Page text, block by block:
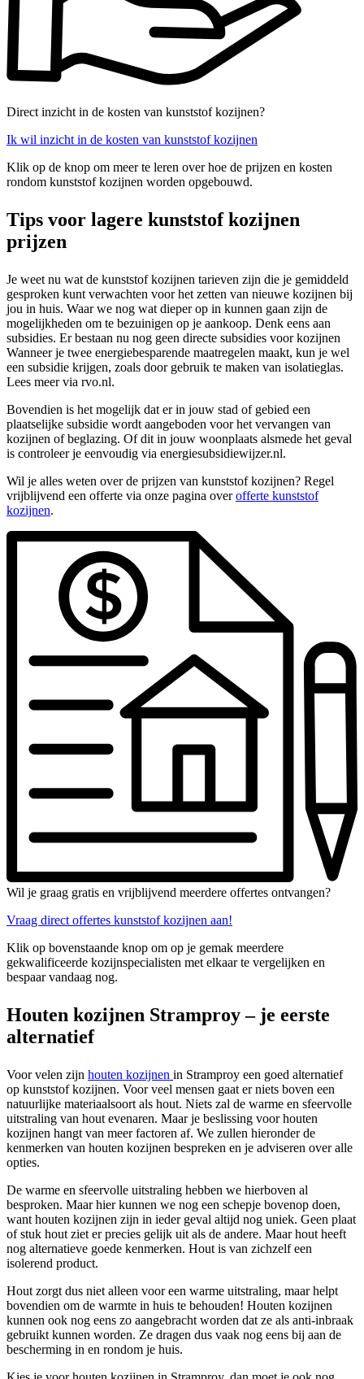
Direct inzicht in de kosten van kunststof kozijnen?
Ik wil inzicht in de kosten van kunststof kozijnen
Klik op de knop om meer te leren over hoe de prijzen en kosten
rondom kunststof kozijnen worden opgebouwd.
Tips voor lagere kunststof kozijnen
prijzen
Je weet nu wat de kunststof kozijnen tarieven zijn die je gemiddeld
gesproken kunt verwachten voor het zetten van nieuwe kozijnen bij
jou in huis. Waar we nog wat dieper op in kunnen gaan zijn de
mogelijkheden om te bezuinigen op je aankoop. Denk eens aan
subsidies. Er bestaan nu nog geen directe subsidies voor kozijnen
Wanneer je twee energiebesparende maatregelen maakt, kun je wel
een subsidie krijgen, zoals door gebruik te maken van isolatieglas.
Lees meer via rvo.nl.
Bovendien is het mogelijk dat er in jouw stad of gebied een
plaatselijke subsidie wordt aangeboden voor het vervangen van
kozijnen of beglazing. Of dit in jouw woonplaats alsmede het geval
is controleer je eenvoudig via energiesubsidiewijzer.nl.
Wil je alles weten over de prijzen van kunststof kozijnen? Regel
vrijblijvend een offerte via onze pagina overofferte kunststof
kozijnen.
Wil je graag gratis en vrijblijvend meerdere offertes ontvangen?
Vraag direct offertes kunststof kozijnen aan!
Klik op bovenstaande knop om op je gemak meerdere
gekwalificeerde kozijnspecialisten met elkaar te vergelijken en
bespaar vandaag nog.
Houten kozijnen Stramproy – je eerste
alternatief
Voor velen zijn houten kozijnen in Stramproy een goed alternatief
op kunststof kozijnen. Voor veel mensen gaat er niets boven een
natuurlijke materiaalsoort als hout. Niets zal de warme en sfeervolle
uitstraling van hout evenaren. Maar je beslissing voor houten
kozijnen hangt van meer factoren af. We zullen hieronder de
kenmerken van houten kozijnen bespreken en je adviseren over alle
opties.
De warme en sfeervolle uitstraling hebben we hierboven al
besproken. Maar hier kunnen we nog een schepje bovenop doen,
want houten kozijnen zijn in ieder geval altijd nog uniek. Geen plaat
of stuk hout ziet er precies gelijk uit als de andere. Maar hout heeft
nog alternatieve goede kenmerken. Hout is van zichzelf een
isolerend product.
Hout zorgt dus niet alleen voor een warme uitstraling, maar helpt
bovendien om de warmte in huis te behouden! Houten kozijnen
kunnen ook nog eens zo aangebracht worden dat ze als anti-inbraak
gebruikt kunnen worden. Ze dragen dus vaak nog eens bij aan de
bescherming in en rondom je huis.